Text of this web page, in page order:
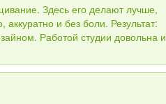
Здесь его делают лучше,
и без боли. Результат:
Работой студии довольна и